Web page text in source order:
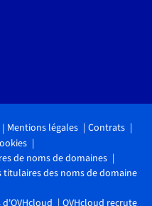
Mentions légales
Contrats
de noms de domaines
titulaires des noms de domaine
OVHcloud recrute